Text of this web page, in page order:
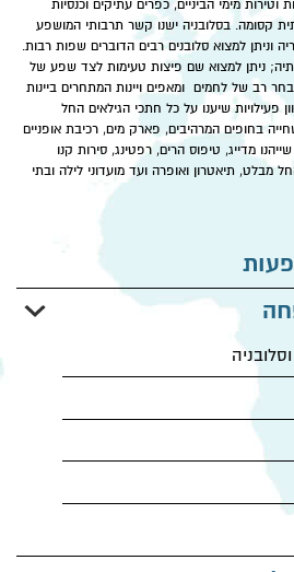
וטירות מימי הביניים, כפרים עתיקים וכנסיות
קסומה. בסלובניה ישנו קשר תרבותי המושפע
וניתן למצוא סלובנים רבים הדוברים שפות רבות.
ניתן למצוא שם פיצות טעימות לצד שפע של
רב של לחמים ומאפים ויינות המתחרים ביינות
פעילויות שיענו על כל חתכי הגילאים החל
בחופים המרהיבים, פארק מים, רכיבת אופניים
מדייג, טיפוס הרים, רפטינג, סירות קנו
מבלט, תיאטרון ואופרה ועד מועדוני לילה ובתי